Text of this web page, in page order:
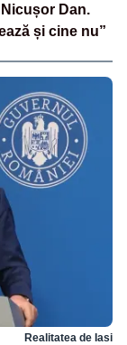
Dan.
și cine nu”
Realitatea de Iasi